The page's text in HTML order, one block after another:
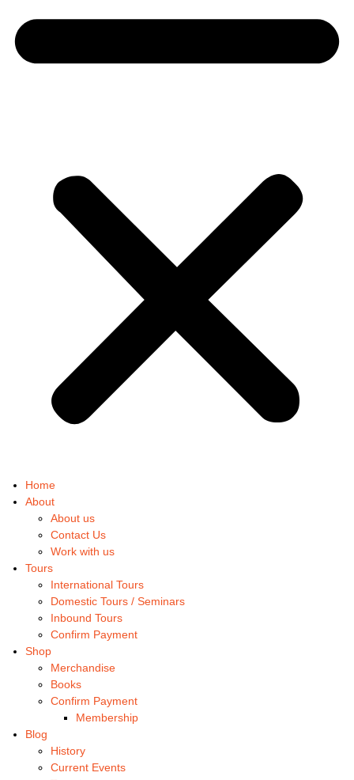
Home
About
About us
Contact Us
Work with us
Tours
International Tours
Domestic Tours / Seminars
Inbound Tours
Confirm Payment
Shop
Merchandise
Books
Confirm Payment
Membership
Blog
History
Current Events